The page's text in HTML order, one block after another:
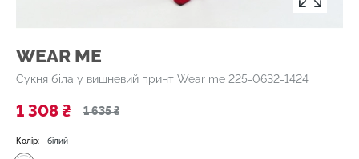
WEAR ME
Сукня біла у вишневий принт Wear me 225-0632-1424
1 308 ₴ 1 635 ₴
Колір: білий